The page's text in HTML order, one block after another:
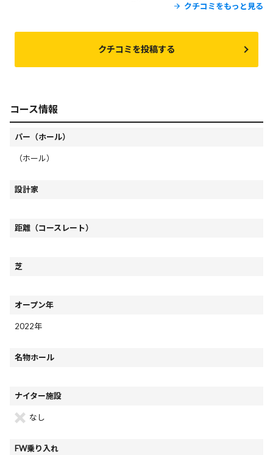
クチコミをもっと見る
クチコミを投稿する
コース情報
パー（ホール）
（ホール）
設計家
距離（コースレート）
芝
オープン年
2022年
名物ホール
ナイター施設
なし
FW乗り入れ